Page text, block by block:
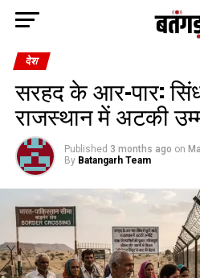
देश
सरहद के आर-पार:
राजस्थान में अटकी
Published 3 months ago on
By Batangarh Team